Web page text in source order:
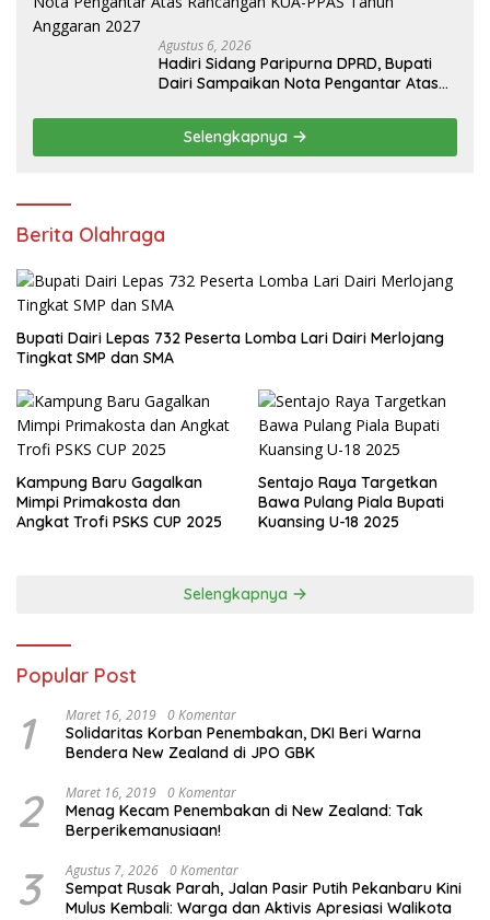
Agustus 6, 2026
Hadiri Sidang Paripurna DPRD, Bupati
Dairi Sampaikan Nota Pengantar Atas
2027
Selengkapnya
Berita Olahraga
Bupati Dairi Lepas 732 Peserta Lomba Lari Dairi Merlojang
Tingkat SMP dan SMA
Kampung Baru Gagalkan
Mimpi Primakosta dan
Angkat Trofi PSKS CUP 2025
Sentajo Raya Targetkan
Bawa Pulang Piala Bupati
Kuansing U-18 2025
Selengkapnya
Popular Post
1 Maret 16, 2019 0 Komentar
Solidaritas Korban Penembakan, DKI Beri Warna
Bendera New Zealand di JPO GBK
2 Maret 16, 2019 0 Komentar
Menag Kecam Penembakan di New Zealand: Tak
Berperikemanusiaan!
3 Agustus 7, 2026 0 Komentar
Sempat Rusak Parah, Jalan Pasir Putih Pekanbaru Kini
Mulus Kembali: Warga dan Aktivis Apresiasi Walikota